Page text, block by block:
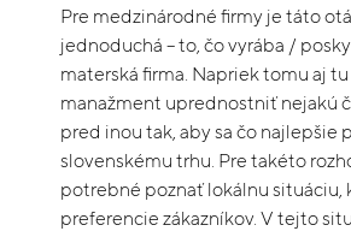
Pre medzinárodné firmy je táto
jednoduchá – to, čo vyrába /
materská firma. Napriek tomu aj
manažment uprednostniť nejakú
pred inou tak, aby sa čo najlepšie
slovenskému trhu. Pre takéto
potrebné poznať lokálnu situáciu,
preferencie zákazníkov. V tejto